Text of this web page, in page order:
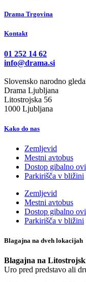
Drama Trgovina
Kontakt
01 252 14 62
info@drama.si
Slovensko narodno
Drama Ljubljana
Litostrojska 56
1000 Ljubljana
Kako do nas
Zemljevid
Mestni avtobus
Dostop gibalno
Parkirišča v bližini
Zemljevid
Mestni avtobus
Dostop gibalno
Parkirišča v bližini
Blagajna na dveh lokacijah
Blagajna na
Uro pred predstavo ali